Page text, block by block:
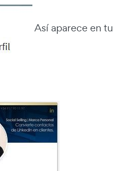
Así aparece en tu